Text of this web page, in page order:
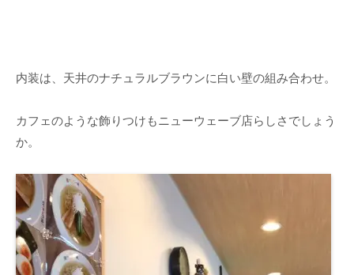
内装は、天井のナチュラルブラウンに白い壁の組み合わせ。
カフェのような飾りつけもニューウェーブ店らしさでしょう
か。